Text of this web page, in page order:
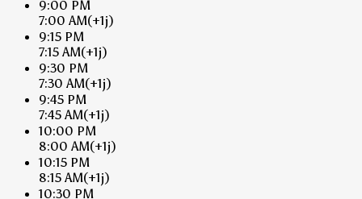
9:00 PM
7:00 AM(+1j)
9:15 PM
7:15 AM(+1j)
9:30 PM
7:30 AM(+1j)
9:45 PM
7:45 AM(+1j)
10:00 PM
8:00 AM(+1j)
10:15 PM
8:15 AM(+1j)
10:30 PM